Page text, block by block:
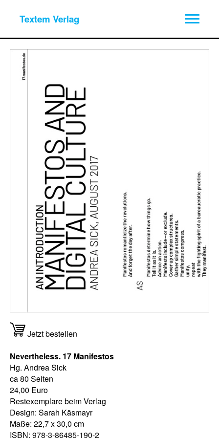
Textem Verlag
Jetzt bestellen
Nevertheless. 17 Manifestos
Hg. Andrea Sick
ca 80 Seiten
24,00 Euro
Restexemplare beim Verlag
Design: Sarah Käsmayr
Maße: 22,7 x 30,0 cm
ISBN: 978-3-86485-190-2